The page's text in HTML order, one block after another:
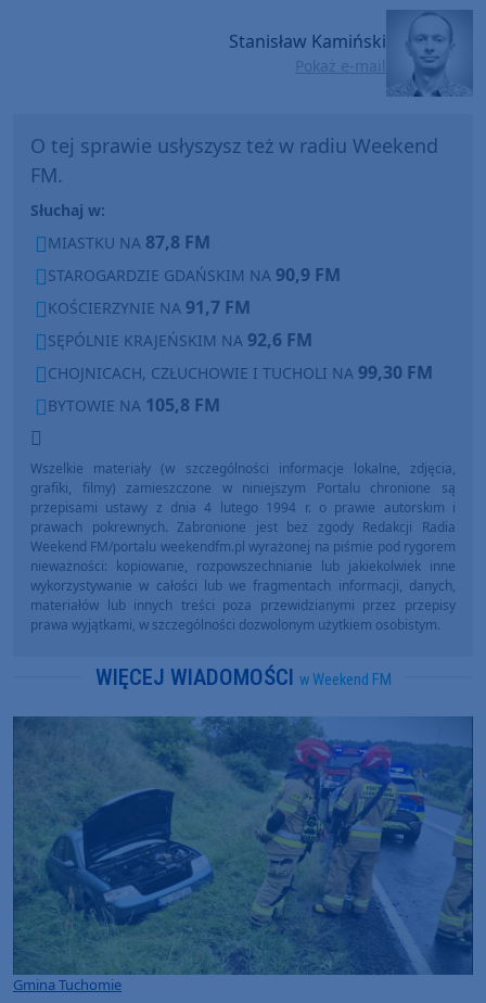
Stanisław Kamiński
Pokaż e-mail
O tej sprawie usłyszysz też w radiu Weekend
FM.
Słuchaj w:
MIASTKU NA 87,8 FM
STAROGARDZIE GDAŃSKIM NA 90,9 FM
KOŚCIERZYNIE NA 91,7 FM
SĘPÓLNIE KRAJEŃSKIM NA 92,6 FM
CHOJNICACH, CZŁUCHOWIE I TUCHOLI NA 99,30 FM
BYTOWIE NA 105,8 FM
Wszelkie materiały (w szczególności informacje lokalne, zdjęcia,
grafiki, filmy) zamieszczone w niniejszym Portalu chronione są
przepisami ustawy z dnia 4 lutego 1994 r. o prawie autorskim i
prawach pokrewnych. Zabronione jest bez zgody Redakcji Radia
Weekend FM/portalu weekendfm.pl wyrażonej na piśmie pod rygorem
nieważności: kopiowanie, rozpowszechnianie lub jakiekolwiek inne
wykorzystywanie w całości lub we fragmentach informacji, danych,
materiałów lub innych treści poza przewidzianymi przez przepisy
prawa wyjątkami, w szczególności dozwolonym użytkiem osobistym.
WIĘCEJ WIADOMOŚCI w Weekend FM
Gmina Tuchomie